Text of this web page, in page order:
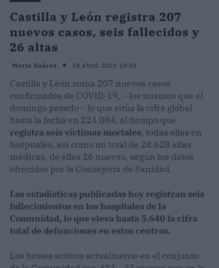
Castilla y León registra 207
nuevos casos, seis fallecidos y
26 altas
Marta Suárez 18 abril, 2021 14:50
Castilla y León suma 207 nuevos casos
confirmados de COVID-19, --los mismos que el
domingo pasado-- lo que sitúa la cifra global
hasta la fecha en 224.084, al tiempo que
registra seis víctimas mortales, todas ellas en
hospitales, así como un total de 28.628 altas
médicas, de ellas 26 nuevas, según los datos
ofrecidos por la Consejería de Sanidad.
Las estadísticas publicadas hoy registran seis
fallecimientos en los hospitales de la
Comunidad, lo que eleva hasta 5.640 la cifra
total de defunciones en estos centros.
Los brotes activos actualmente en el conjunto